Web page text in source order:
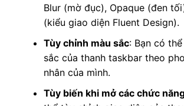
Blur (mờ đục), Opaque (đen
(kiểu giao diện Fluent Design).
Tùy chỉnh màu sắc: Bạn có
sắc của thanh taskbar theo
nhân của mình.
Tùy biến khi mở các chức